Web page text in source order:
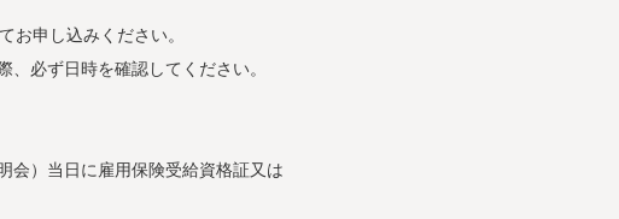
申し込みください。
必ず日時を確認してください。
会）当日に雇用保険受給資格証又は